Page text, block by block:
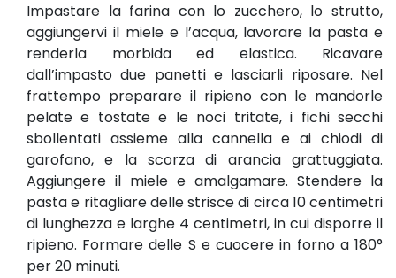
Impastare la farina con lo zucchero, lo strutto,
aggiungervi il miele e l’acqua, lavorare la pasta e
renderla morbida ed elastica. Ricavare
dall’impasto due panetti e lasciarli riposare. Nel
frattempo preparare il ripieno con le mandorle
pelate e tostate e le noci tritate, i fichi secchi
sbollentati assieme alla cannella e ai chiodi di
garofano, e la scorza di arancia grattuggiata.
Aggiungere il miele e amalgamare. Stendere la
pasta e ritagliare delle strisce di circa 10 centimetri
di lunghezza e larghe 4 centimetri, in cui disporre il
ripieno. Formare delle S e cuocere in forno a 180°
per 20 minuti.